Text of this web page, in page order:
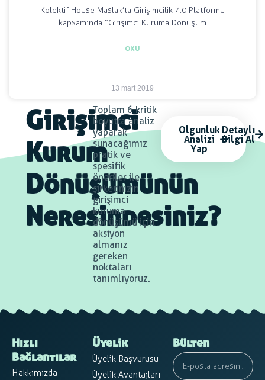
Kolektif House Maslak’ta Girişimcilik 4.0 Platformu
kapsamında “Girişimci Kuruma Dönüşüm
OKU
13 mart 2019
Girişimci
Kurum
Dönüşümünün
Neresindesiniz?
Toplam 6 kritik
boyutta analiz
yaparak
sunacağımız
pratik ve
spesifik
öneriler ile
şirketinizin
girişimci
kuruma
dönüşümü için
aksiyon
almanız
gereken
noktaları
tanımlıyoruz.
Olgunluk
Analizi
Yap
Detaylı
Bilgi Al
Hızlı
Bağlantılar
Hakkımızda
Üyelik
Üyelik Başvurusu
Üyelik Avantajları
Bülten